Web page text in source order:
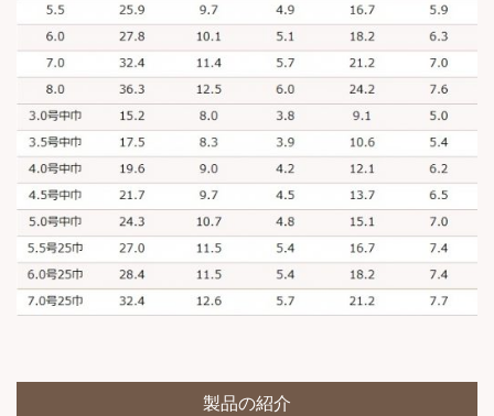
製品の紹介